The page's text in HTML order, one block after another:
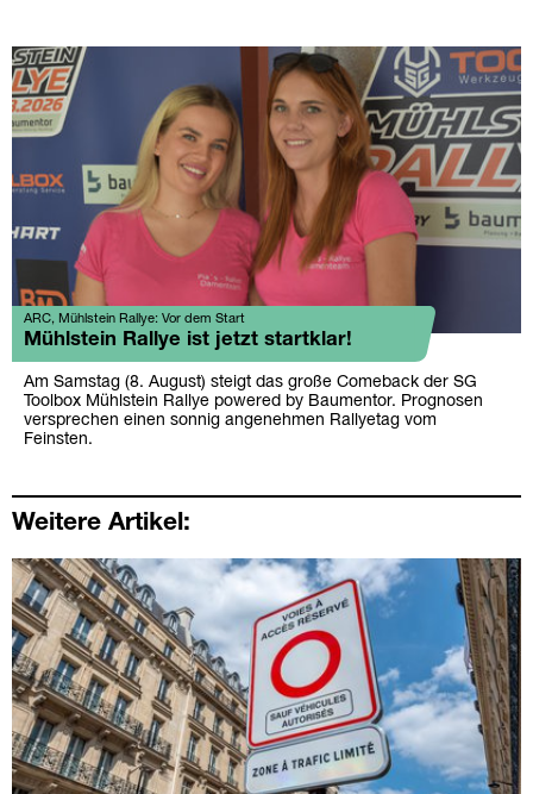
ARC, Mühlstein Rallye: Vor dem Start
Mühlstein Rallye ist jetzt startklar!
Am Samstag (8. August) steigt das große Comeback der SG
Toolbox Mühlstein Rallye powered by Baumentor. Prognosen
versprechen einen sonnig angenehmen Rallyetag vom
Feinsten.
Weitere Artikel: